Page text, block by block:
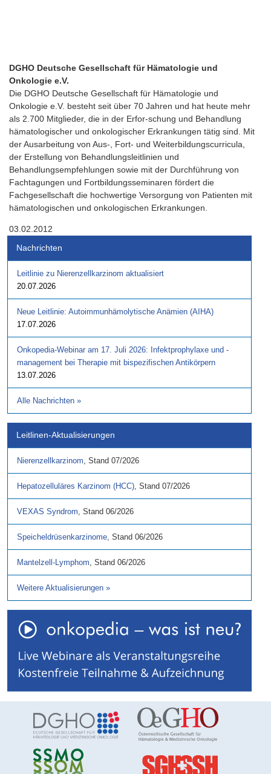
DGHO Deutsche Gesellschaft für Hämatologie und
Onkologie e.V.
Die DGHO Deutsche Gesellschaft für Hämatologie und
Onkologie e.V. besteht seit über 70 Jahren und hat heute mehr
als 2.700 Mitglieder, die in der Erfor-schung und Behandlung
hämatologischer und onkologischer Erkrankungen tätig sind. Mit
der Ausarbeitung von Aus-, Fort- und Weiterbildungscurricula,
der Erstellung von Behandlungsleitlinien und
Behandlungsempfehlungen sowie mit der Durchführung von
Fachtagungen und Fortbildungsseminaren fördert die
Fachgesellschaft die hochwertige Versorgung von Patienten mit
hämatologischen und onkologischen Erkrankungen.
03.02.2012
Nachrichten
Leitlinie zu Nierenzellkarzinom aktualisiert
20.07.2026
Neue Leitlinie: Autoimmunhämolytische Anämien (AIHA)
17.07.2026
Onkopedia-Webinar am 17. Juli 2026: Infektprophylaxe und -
management bei Therapie mit bispezifischen Antikörpern
13.07.2026
Alle Nachrichten »
Leitlinen-Aktualisierungen
Nierenzellkarzinom, Stand 07/2026
Hepatozelluläres Karzinom (HCC), Stand 07/2026
VEXAS Syndrom, Stand 06/2026
Speicheldrüsenkarzinome, Stand 06/2026
Mantelzell-Lymphom, Stand 06/2026
Weitere Aktualisierungen »